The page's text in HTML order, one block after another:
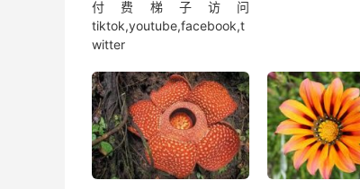
付费梯子访问
tiktok,youtube,facebook,t
witter